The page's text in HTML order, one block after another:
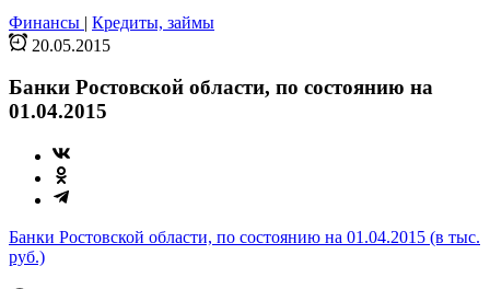
Финансы | Кредиты, займы
20.05.2015
Банки Ростовской области, по состоянию на
01.04.2015
Банки Ростовской области, по состоянию на 01.04.2015 (в тыс.
руб.)